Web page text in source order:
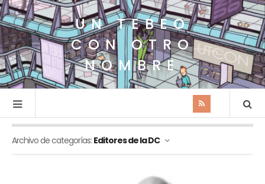
UN TEBEO
CON OTRO
NOMBRE
Archivo de categorías: Editores de la DC